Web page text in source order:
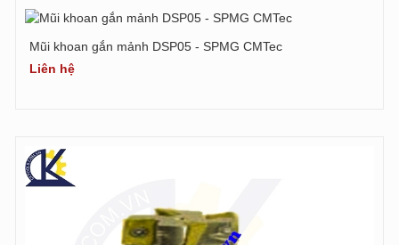
Mũi khoan gắn mảnh DSP05 - SPMG CMTec
Liên hệ